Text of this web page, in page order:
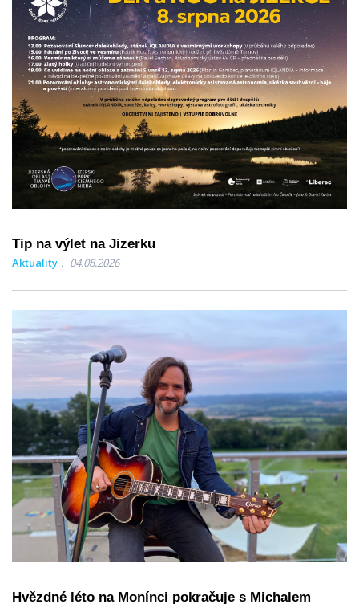
Tip na výlet na Jizerku
Aktuality 04.08.2026
Hvězdné léto na Monínci pokračuje s Michalem